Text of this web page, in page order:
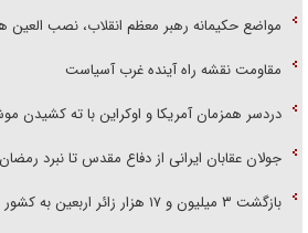
مواضع حکیمانه رهبر معظم انقلاب، نصب العین
مقاومت نقشه راه آینده غرب آسیاست
دردسر همزمان آمریکا و اوکراین با ته کشیدن
جولان عقابان ایرانی از دفاع مقدس تا نبرد رمضان
بازگشت ۳ میلیون و ۱۷ هزار زائر اربعین به کشور